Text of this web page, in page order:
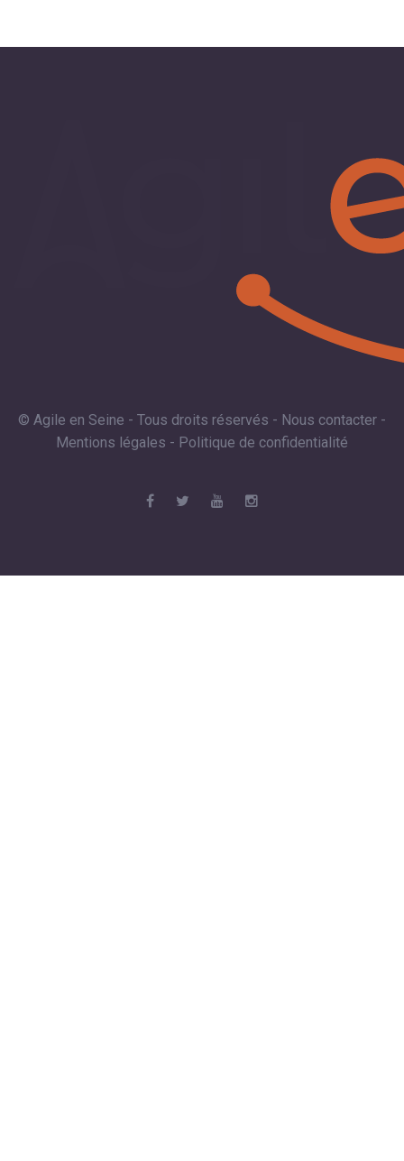
© Agile en Seine - Tous droits réservés - Nous contacter -
Mentions légales - Politique de confidentialité